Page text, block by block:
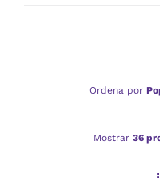
Ordena por
Mostrar 36